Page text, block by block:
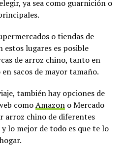
ya sea como guarnición o
o tiendas de
lugares es posible
de arroz chino, tanto en
sacos de mayor tamaño.
también hay opciones de
comoAmazon o Mercado
arroz chino de diferentes
lo mejor de todo es que te lo